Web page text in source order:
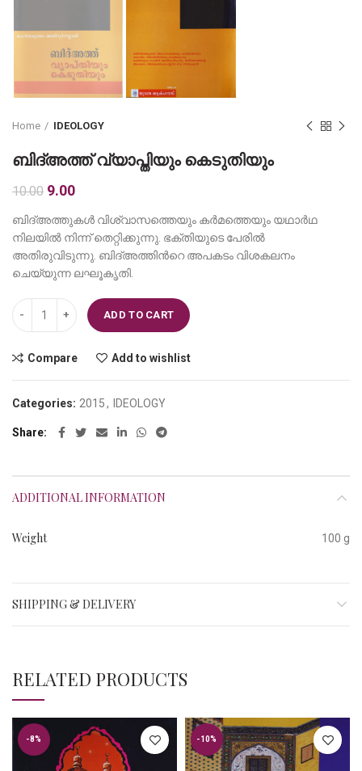
Home IDEOLOGY
ബിദ്അത്ത് വ്യാപ്തിയും കെടുതിയും
10.00 Original
was:
₹10.00.
9.00Current
is:
₹9.00.
ബിദ്അത്തുകള്‍ വിശ്വാസത്തെയും കര്‍മത്തെയും യഥാര്‍ഥ
നിലയില്‍ നിന്ന് തെറ്റിക്കുന്നു. ഭക്തിയുടെ പേരില്‍
അതിരുവിടുന്നു. ബിദ്അത്തിന്‍റെ അപകടം വിശകലനം
ചെയ്യുന്ന ലഘൂകൃതി.
ബിദ്അത്ത് വ്യാപ്തിയും കെടുതിയും quantity
ADD TO CART
Compare Add to wishlist
Categories: 2015, IDEOLOGY
Share
ADDITIONAL INFORMATION
Weight 100 g
SHIPPING & DELIVERY
RELATED PRODUCTS
-8% -10%